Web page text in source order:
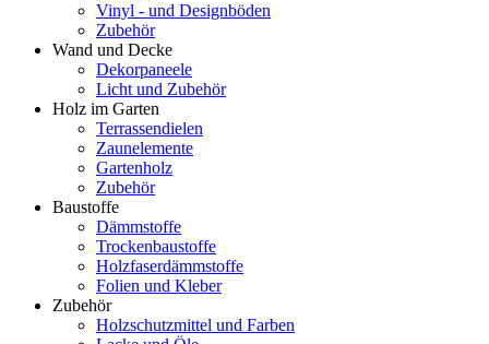
Vinyl - und Designböden
Zubehör
Wand und Decke
Dekorpaneele
Licht und Zubehör
Holz im Garten
Terrassendielen
Zaunelemente
Gartenholz
Zubehör
Baustoffe
Dämmstoffe
Trockenbaustoffe
Holzfaserdämmstoffe
Folien und Kleber
Zubehör
Holzschutzmittel und Farben